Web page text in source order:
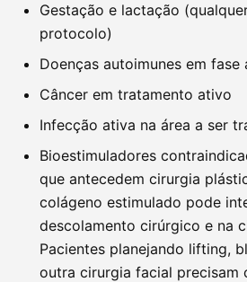
Gestação e lactação
protocolo)
Doenças autoimunes em fase
Câncer em tratamento ativo
Infecção ativa na área a ser
Bioestimuladores
que antecedem cirurgia
colágeno estimulado pode
descolamento cirúrgico e na
Pacientes planejando lifting,
outra cirurgia facial precisam